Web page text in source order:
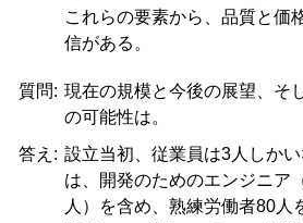
これらの要素から、品質と価
信がある。
質問: 現在の規模と今後の展望、そ
の可能性は。
答え: 設立当初、従業員は3人しか
は、開発のためのエンジニア
人）を含め、熟練労働者80人